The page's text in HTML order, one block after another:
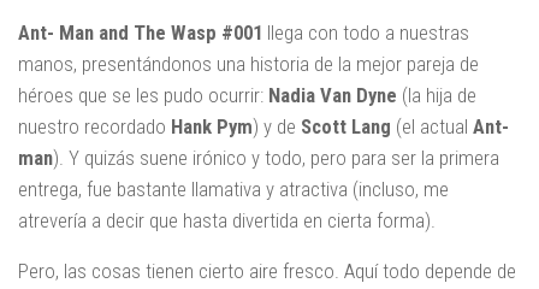
Ant- Man and The Wasp #001 llega con todo a nuestras
manos, presentándonos una historia de la mejor pareja de
héroes que se les pudo ocurrir: Nadia Van Dyne (la hija de
nuestro recordado Hank Pym) y de Scott Lang (el actual Ant-
man). Y quizás suene irónico y todo, pero para ser la primera
entrega, fue bastante llamativa y atractiva (incluso, me
atrevería a decir que hasta divertida en cierta forma).
Pero, las cosas tienen cierto aire fresco. Aquí todo depende de